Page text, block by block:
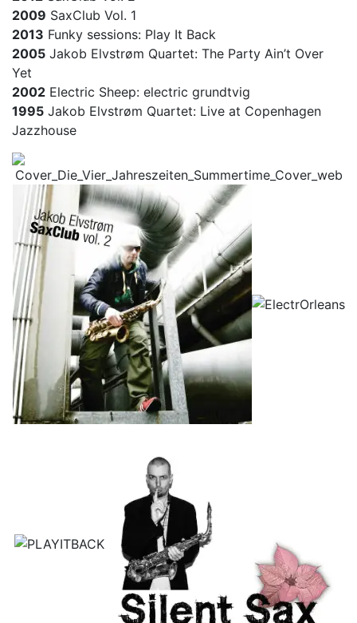
2009 SaxClub Vol. 1
2013 Funky sessions: Play It Back
2005 Jakob Elvstrøm Quartet: The Party Ain’t Over
Yet
2002 Electric Sheep: electric grundtvig
1995 Jakob Elvstrøm Quartet: Live at Copenhagen
Jazzhouse